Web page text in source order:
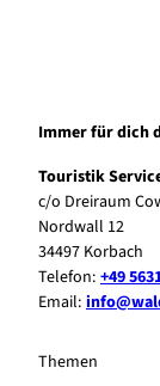
Immer für dich
Touristik
c/o Dreiraum
Nordwall 12
34497 Korbach
Telefon: +49
Email:
Themen